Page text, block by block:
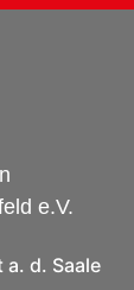
e.V.
a. d. Saale